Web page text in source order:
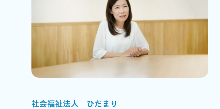
社会福祉法人 ひだまり